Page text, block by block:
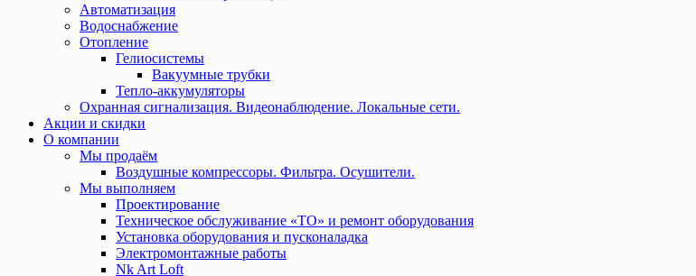
Автоматизация
Водоснабжение
Отопление
Гелиосистемы
Вакуумные трубки
Тепло-аккумуляторы
Охранная сигнализация. Видеонаблюдение. Локальные сети.
Акции и скидки
О компании
Мы продаём
Воздушные компрессоры. Фильтра. Осушители.
Мы выполняем
Проектирование
Техническое обслуживание «ТО» и ремонт оборудования
Установка оборудования и пусконаладка
Электромонтажные работы
Nk Art Loft